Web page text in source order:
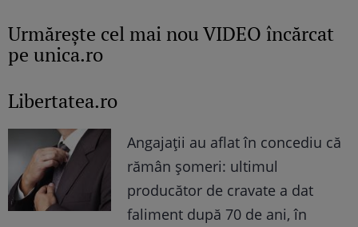
Urmăreşte cel mai nou VIDEO încărcat
pe unica.ro
Libertatea.ro
Angajații au aflat în concediu că
rămân șomeri: ultimul
producător de cravate a dat
faliment după 70 de ani, în